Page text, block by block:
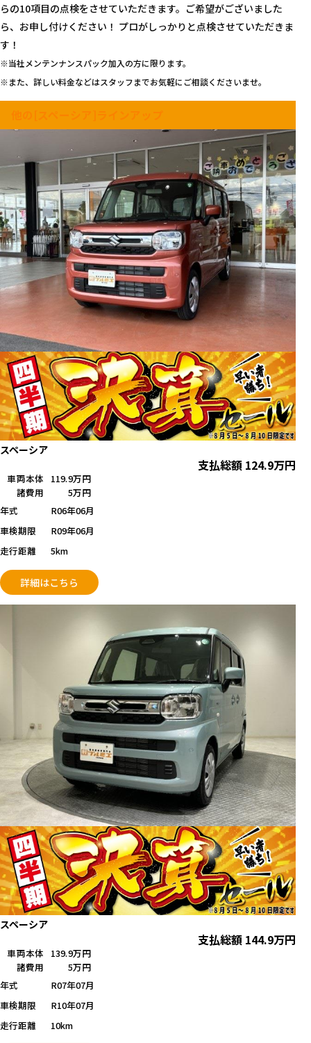
らの10項目の点検をさせていただきます。ご希望がございました
ら、お申し付けください！ プロがしっかりと点検させていただきま
す！
※当社メンテンナンスパック加入の方に限ります。
※また、詳しい料金などはスタッフまでお気軽にご相談くださいませ。
スペーシア
支払総額 124.9万円
車両本体
119.9万円
諸費用
5万円
年式
R06年06月
車検期限
R09年06月
走行距離
5km
詳細はこちら
スペーシア
支払総額 144.9万円
車両本体
139.9万円
諸費用
5万円
年式
R07年07月
車検期限
R10年07月
走行距離
10km